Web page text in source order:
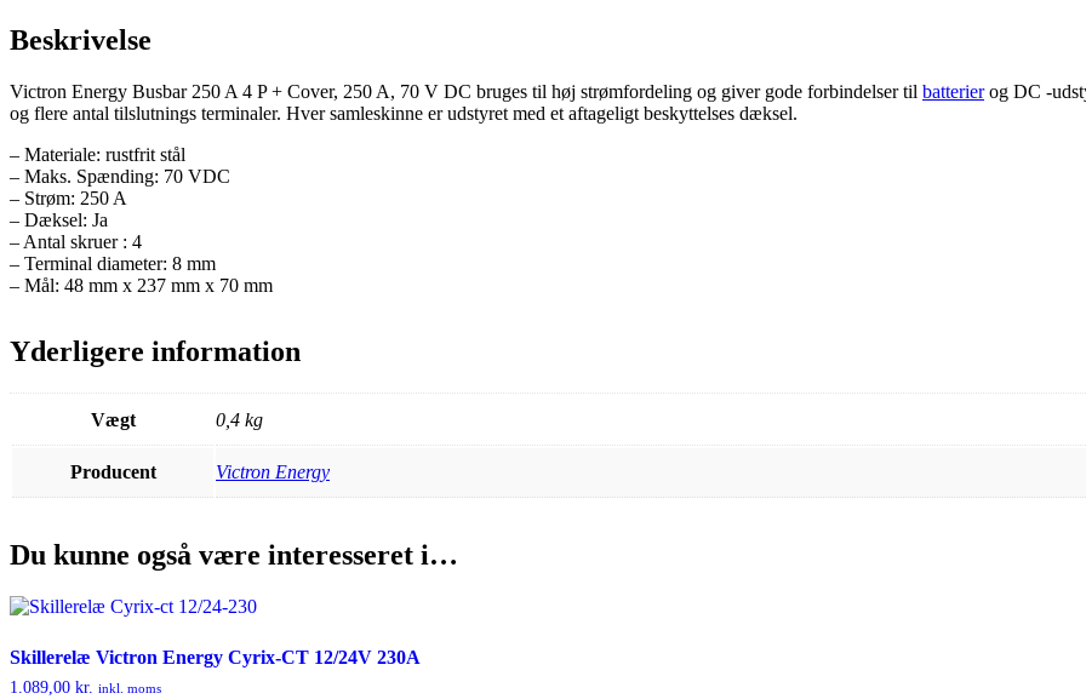
DC
antal
Beskrivelse
Victron Energy Busbar 250 A 4 P + Cover, 250 A, 70 V DC bruges til høj strømfordeling og giver gode forbindelser til batterierog DC -
og flere antal tilslutnings terminaler. Hver samleskinne er udstyret med et aftageligt beskyttelses dæksel.
– Materiale: rustfrit stål
– Maks. Spænding: 70 VDC
– Strøm: 250 A
– Dæksel: Ja
– Antal skruer : 4
– Terminal diameter: 8 mm
– Mål: 48 mm x 237 mm x 70 mm
Yderligere information
Vægt 0,4 kg
Producent Victron Energy
Du kunne også være interesseret i…
Skillerelæ Victron Energy Cyrix-CT 12/24V 230A
1.089,00 kr. inkl. moms